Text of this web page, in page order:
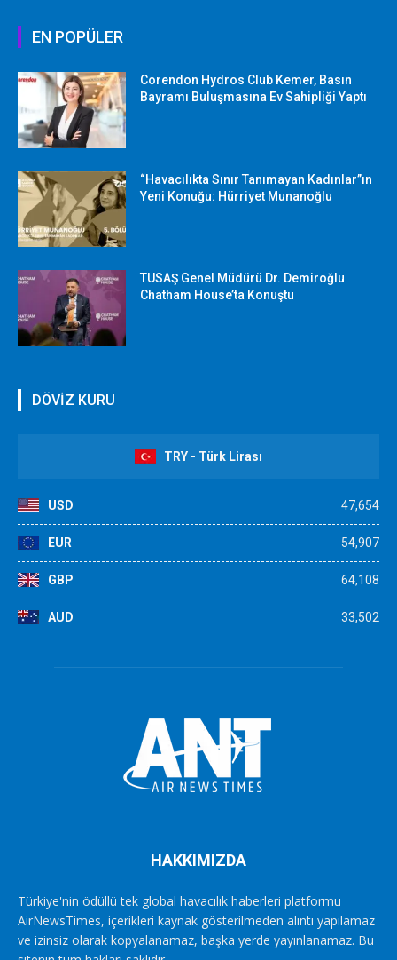
EN POPÜLER
Corendon Hydros Club Kemer, Basın
Bayramı Buluşmasına Ev Sahipliği Yaptı
“Havacılıkta Sınır Tanımayan Kadınlar”ın
Yeni Konuğu: Hürriyet Munanoğlu
TUSAŞ Genel Müdürü Dr. Demiroğlu
Chatham House’ta Konuştu
DÖVİZ KURU
TRY - Türk Lirası
USD 47,654
EUR 54,907
GBP 64,108
AUD 33,502
HAKKIMIZDA
Türkiye'nin ödüllü tek global havacılık haberleri platformu
AirNewsTimes, içerikleri kaynak gösterilmeden alıntı yapılamaz
ve izinsiz olarak kopyalanamaz, başka yerde yayınlanamaz. Bu